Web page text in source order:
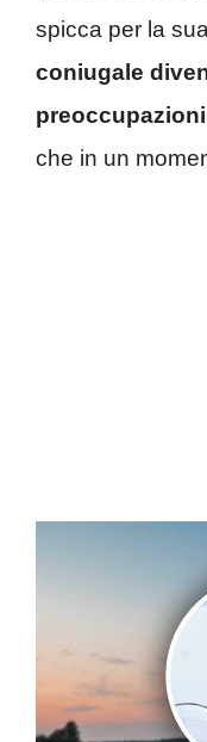
spicca per la
coniugale
preoccupazioni
che in un